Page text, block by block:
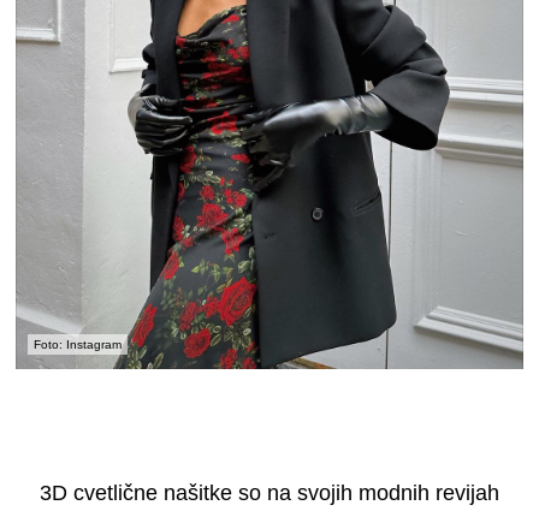
Foto: Instagram
3D cvetlične našitke so na svojih modnih revijah